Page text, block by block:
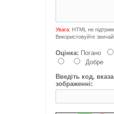
Увага: HTML не
Використовуйте
Оцінка: Погано
Добре
Введіть код,
зображенні: